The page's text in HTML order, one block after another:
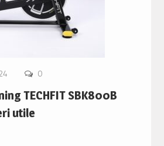
0
TECHFIT SBK800B
utile